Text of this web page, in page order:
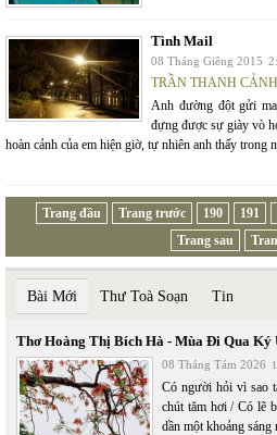
Tình Mail
08 Tháng Giêng 2015
TRẦN THANH CẢNH
Anh đường đột gửi
đựng được sự giày vò
hoàn cảnh của em hiện giờ, tự nhiên anh thấy trong
Trang đầu Trang trước 190 191
Trang sau
Bài Mới Thư Toà Soạn Tin
Thơ Hoàng Thị Bích Hà - Mùa Đi Qua Ký
08 Tháng Tám 2026
Có người hỏi vì sao
chút tăm hơi / Có lẽ
dần một khoảng sáng